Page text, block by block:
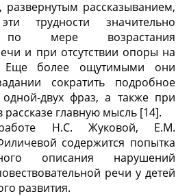
развернутым рассказыванием,
трудности значительно
по мере возрастания
и при отсутствии опоры на
Еще более ощутимыми они
сократить подробное
двух фраз, а также при
главную мысль [14].
Н.С. Жуковой, Е.М.
содержится попытка
описания нарушений
речи у детей
развития.